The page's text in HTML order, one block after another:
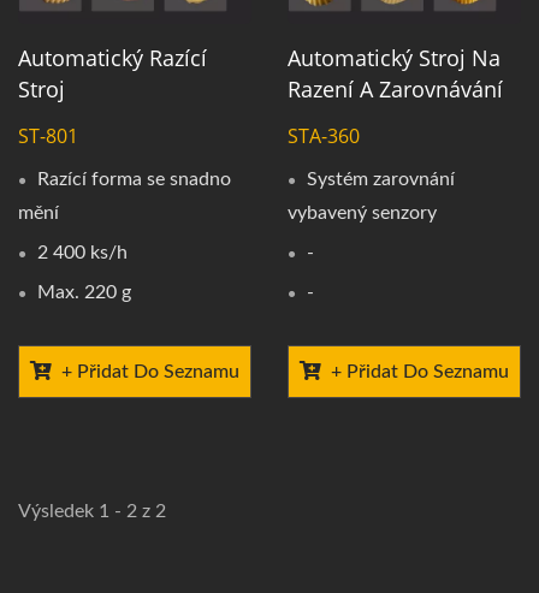
Automatický Razící
Stroj
ST-801
Razící forma se snadno
mění
2 400 ks/h
Max. 220 g
+ Přidat Do Seznamu
Automatický Stroj Na
Razení A Zarovnávání
STA-360
Systém zarovnání
vybavený senzory
-
-
+ Přidat Do Seznamu
Výsledek 1 - 2 z 2